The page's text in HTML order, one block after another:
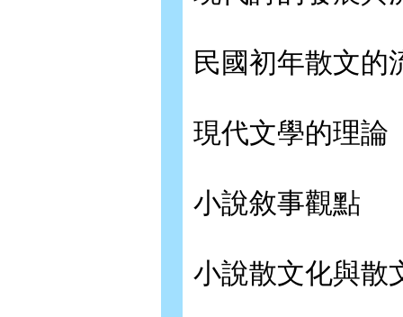
民國初年散文的
現代文學的理論
小說敘事觀點
小說散文化與散